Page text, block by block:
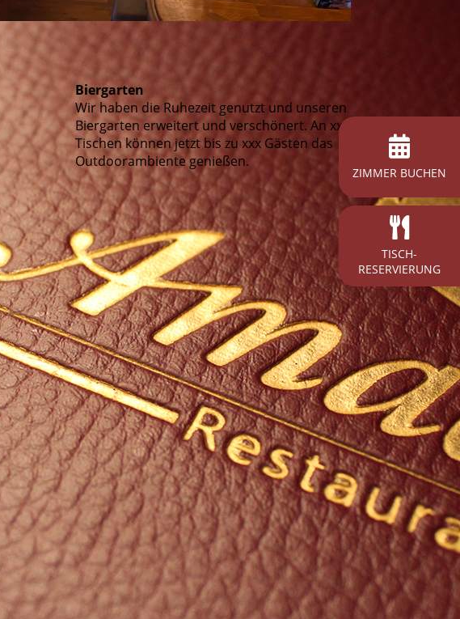
Biergarten
Wir haben die Ruhezeit genutzt und unseren
Biergarten erweitert und verschönert. An xxx
Tischen können jetzt bis zu xxx Gästen das
Outdoorambiente genießen.
ZIMMER BUCHEN
TISCH­
RESERVIERUNG